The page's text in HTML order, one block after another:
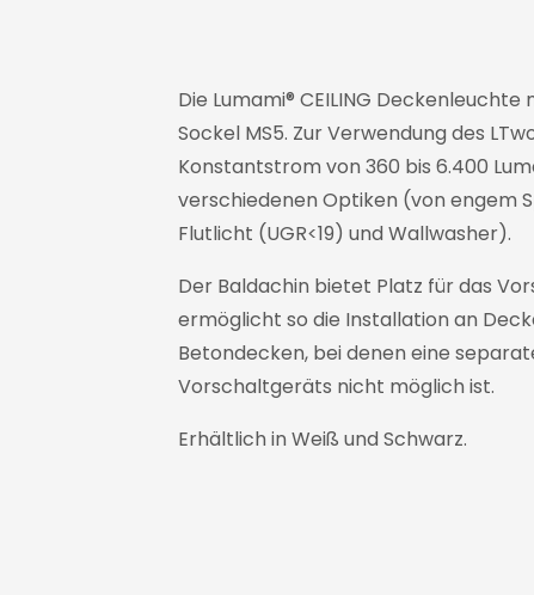
Die Lumami® CEILING
Sockel MS5. Zur Verwendung des
Konstantstrom von 360 bis 6.400
verschiedenen Optiken (von engem
Flutlicht (UGR<19) und Wallwasher).
Der Baldachin bietet Platz für das
ermöglicht so die Installation an
Betondecken, bei denen eine
Vorschaltgeräts nicht möglich ist.
Erhältlich in Weiß und Schwarz.